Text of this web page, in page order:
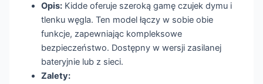
Opis: Kidde oferuje szeroką gamę czujek dymu i
tlenku węgla. Ten model łączy w sobie obie
funkcje, zapewniając kompleksowe
bezpieczeństwo. Dostępny w wersji zasilanej
bateryjnie lub z sieci.
Zalety: